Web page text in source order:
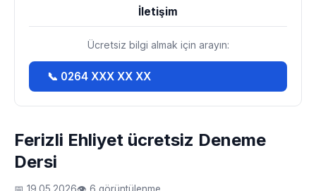
Ferizli Ehliyet ücretsiz Deneme
Dersi
İletişim
Ücretsiz bilgi almak için arayın:
📞 0264 XXX XX XX